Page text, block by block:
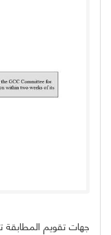
جهات تقويم المطابقة